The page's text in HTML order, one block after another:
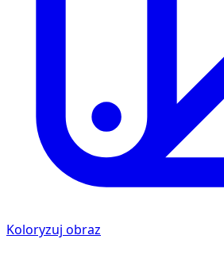
Koloryzuj obraz